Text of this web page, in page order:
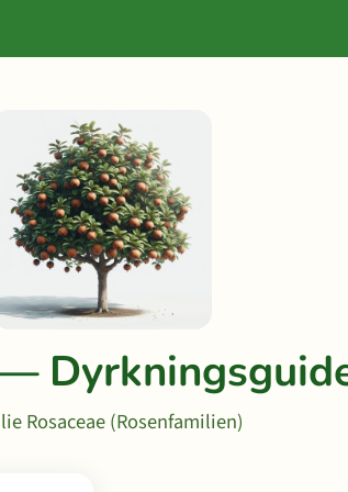
Rosaceae (Rosenfamilien)